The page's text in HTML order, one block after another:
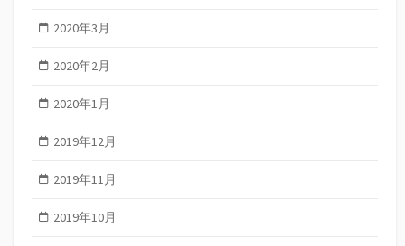
2020年3月
2020年2月
2020年1月
2019年12月
2019年11月
2019年10月